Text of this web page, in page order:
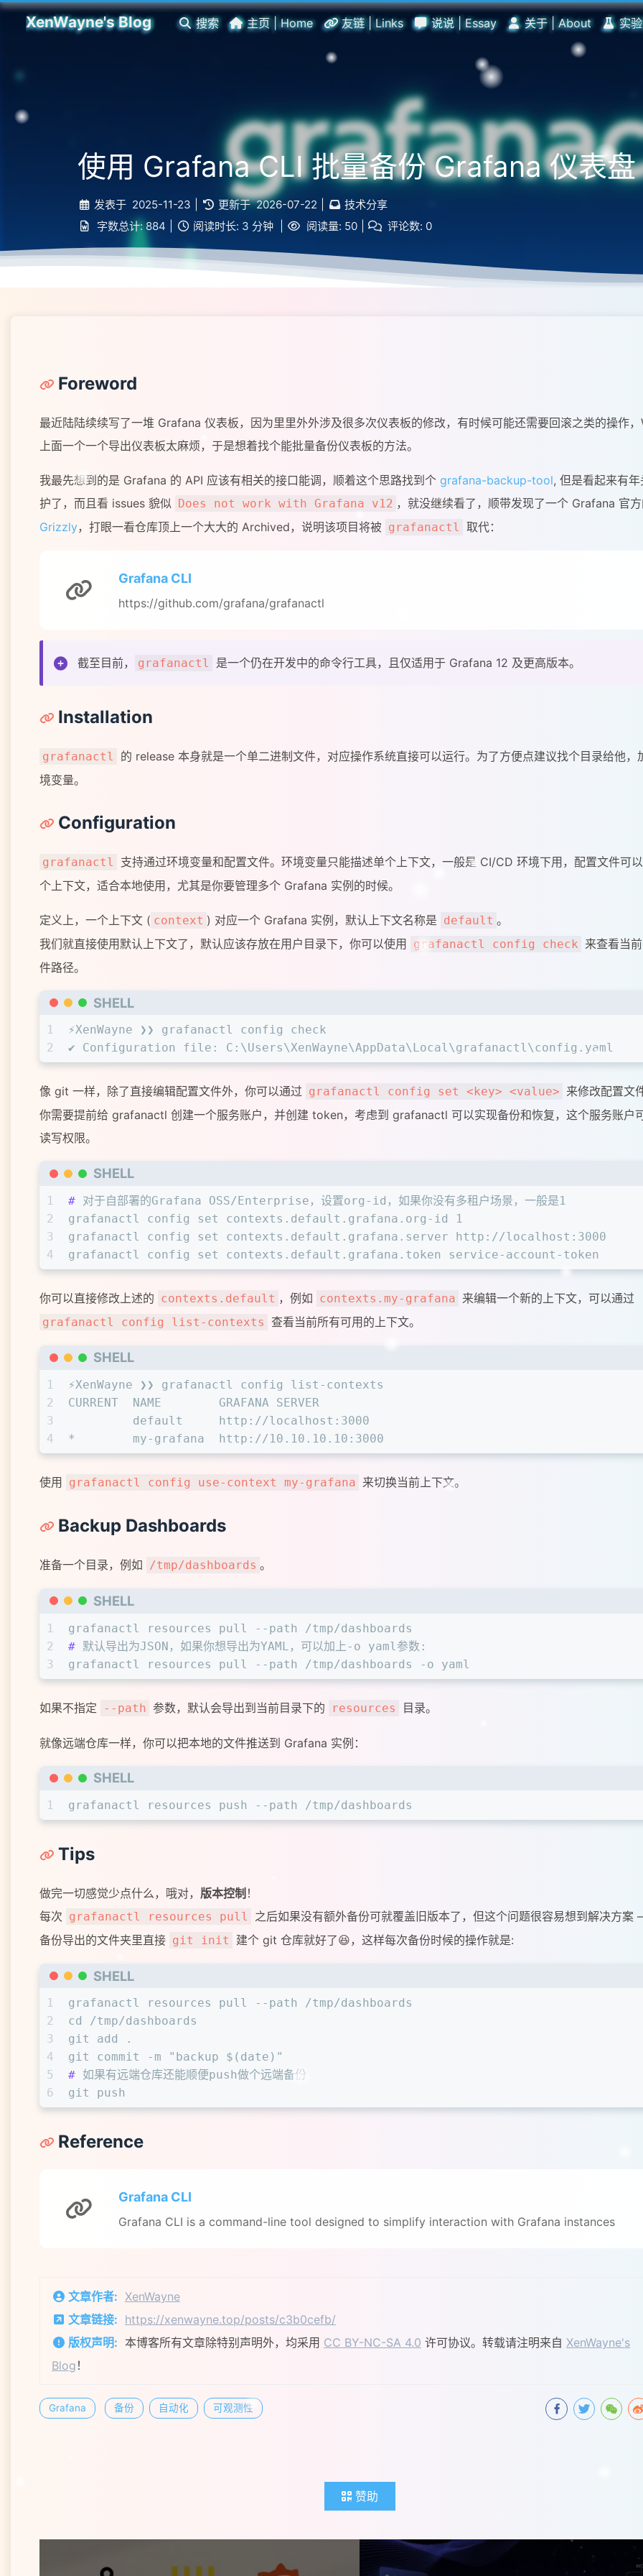
XenWayne's Blog 搜索 主页 | Home 友链 | Links 说说 | Essay 关于 | About 实
使用 Grafana CLI 批量备份 Grafana 仪表盘
发表于 2025-11-23 更新于 2026-07-22
技术分享
字数总计: 884 阅读时长: 3 分钟 阅读量: 50 评论数: 0
Foreword
最近陆陆续续写了一堆 Grafana 仪表板，因为里里外外涉及很多次仪表板的修改，有时候可能还需要回滚之类的操作
上面一个一个导出仪表板太麻烦，于是想着找个能批量备份仪表板的方法。
我最先想到的是 Grafana 的 API 应该有相关的接口能调，顺着这个思路找到个 grafana-backup-tool, 但是看起来有
护了，而且看 issues 貌似 Does not work with Grafana v12 ，就没继续看了，顺带发现了一个 Grafana 官
Grizzly，打眼一看仓库顶上一个大大的 Archived，说明该项目将被 grafanactl 取代：
Grafana CLI
https://github.com/grafana/grafanactl
截至目前， grafanactl 是一个仍在开发中的命令行工具，且仅适用于 Grafana 12 及更高版本。
Installation
grafanactl
的 release 本身就是一个单二进制文件，对应操作系统直接可以运行。为了方便点建议找个目录给他，
境变量。
Configuration
grafanactl
支持通过环境变量和配置文件。环境变量只能描述单个上下文，一般是 CI/CD 环境下用，配置文件可
个上下文，适合本地使用，尤其是你要管理多个 Grafana 实例的时候。
定义上，一个上下文 ( context ) 对应一个 Grafana 实例，默认上下文名称是 default 。
我们就直接使用默认上下文了，默认应该存放在用户目录下，你可以使用
grafanactl config check 来查看当
件路径。
SHELL
1
2
⚡XenWayne ❯❯ grafanactl config check
✔ Configuration file: C:\Users\XenWayne\AppData\Local\grafanactl\config.yaml
像 git 一样，除了直接编辑配置文件外，你可以通过 grafanactl config set <key> <value> 来修改配置文
你需要提前给 grafanactl 创建一个服务账户，并创建 token，考虑到 grafanactl 可以实现备份和恢复，这个服务账户
读写权限。
SHELL
1
2
3
4
# 对于自部署的Grafana OSS/Enterprise，设置org-id，如果你没有多租户场景，一般是1
grafanactl config set contexts.default.grafana.org-id 1
grafanactl config set contexts.default.grafana.server http://localhost:3000
grafanactl config set contexts.default.grafana.token service-account-token
你可以直接修改上述的 contexts.default ，例如 contexts.my-grafana 来编辑一个新的上下文，可以通过
grafanactl config list-contexts 查看当前所有可用的上下文。
SHELL
1
2
3
4
⚡XenWayne ❯❯ grafanactl config list-contexts
CURRENT  NAME        GRAFANA SERVER
         default     http://localhost:3000
*        my-grafana  http://10.10.10.10:3000
使用 grafanactl config use-context my-grafana 来切换当前上下文。
Backup Dashboards
准备一个目录，例如 /tmp/dashboards 。
SHELL
1
2
3
grafanactl resources pull --path /tmp/dashboards
# 默认导出为JSON，如果你想导出为YAML，可以加上-o yaml参数:
grafanactl resources pull --path /tmp/dashboards -o yaml
如果不指定 --path 参数，默认会导出到当前目录下的 resources 目录。
就像远端仓库一样，你可以把本地的文件推送到 Grafana 实例：
SHELL
1 grafanactl resources push --path /tmp/dashboards
Tips
做完一切感觉少点什么，哦对， 版本控制 ！
每次 grafanactl resources pull
之后如果没有额外备份可就覆盖旧版本了，但这个问题很容易想到解决方
备份导出的文件夹里直接 git init 建个 git 仓库就好了😆，这样每次备份时候的操作就是:
SHELL
1
2
3
4
5
6
grafanactl resources pull --path /tmp/dashboards
cd /tmp/dashboards
git add .
git commit -m "backup $(date)"
# 如果有远端仓库还能顺便push做个远端备份
git push
Reference
Grafana CLI
Grafana CLI is a command-line tool designed to simplify interaction with Grafana instances
文章作者: XenWayne
文章链接: https://xenwayne.top/posts/c3b0cefb/
版权声明: 本博客所有文章除特别声明外，均采用 CC BY-NC-SA 4.0 许可协议。转载请注明来自 XenWayne's
Blog ！
Grafana 备份 自动化 可观测性
赞助